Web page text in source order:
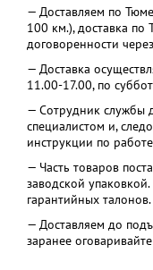
— Доставляем по
100 км.), доставка
договоренности
— Доставка
11.00-17.00, по
— Сотрудник службы
специалистом и,
инструкции по
— Часть товаров
заводской
гарантийных талонов.
— Доставляем до
заранее